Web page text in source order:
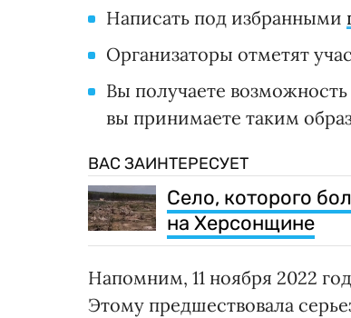
Написать под избранными
Организаторы отметят
Вы получаете
вы принимаете таким
ВАС ЗАИНТЕРЕСУЕТ
Село, которого
на Херсонщине
Напомним, 11 ноября 2022
Этому предшествовала